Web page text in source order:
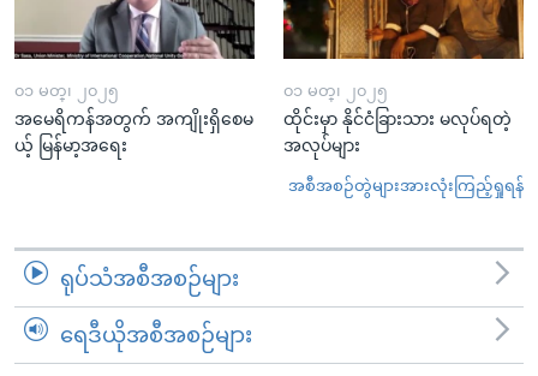
၀၁ မတ္၊ ၂၀၂၅
အမေရိကန်အတွက် အကျိုးရှိစေမ
ယ့် မြန်မာ့အရေး
၀၁ မတ္၊ ၂၀၂၅
ထိုင်းမှာ နိုင်ငံခြားသား မလုပ်ရတဲ့
အလုပ်များ
အစီအစဉ်တွဲများအားလုံးကြည့်ရှုရန်
ရုပ်သံအစီအစဉ်များ
ရေဒီယိုအစီအစဉ်များ